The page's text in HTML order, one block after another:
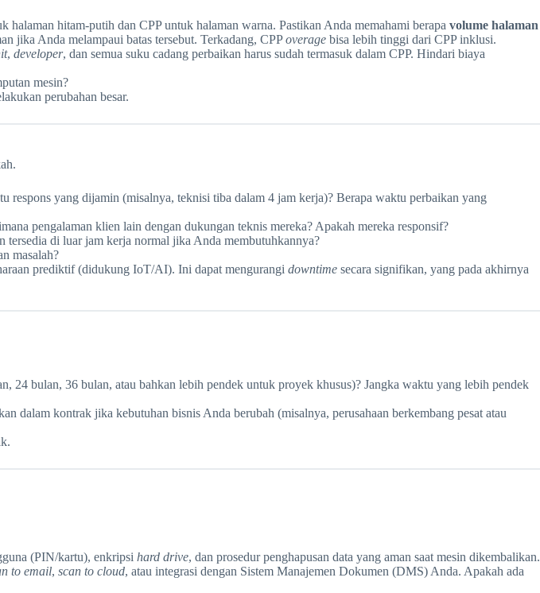
halaman hitam-putih dan CPP untuk halaman warna. Pastikan Anda memahami berapa volume halaman
jika Anda melampaui batas tersebut. Terkadang, CPPoverage bisa lebih tinggi dari CPP inklusi.
, developer, dan semua suku cadang perbaikan harus sudah termasuk dalam CPP. Hindari biaya
mesin?
perubahan besar.
respons yang dijamin (misalnya, teknisi tiba dalam 4 jam kerja)? Berapa waktu perbaikan yang
pengalaman klien lain dengan dukungan teknis mereka? Apakah mereka responsif?
di luar jam kerja normal jika Anda membutuhkannya?
masalah?
prediktif (didukung IoT/AI). Ini dapat mengurangi downtime secara signifikan, yang pada akhirnya
24 bulan, 36 bulan, atau bahkan lebih pendek untuk proyek khusus)? Jangka waktu yang lebih pendek
dalam kontrak jika kebutuhan bisnis Anda berubah (misalnya, perusahaan berkembang pesat atau
(PIN/kartu), enkripsi hard drive, dan prosedur penghapusan data yang aman saat mesin dikembalikan.
to email, scan to cloud, atau integrasi dengan Sistem Manajemen Dokumen (DMS) Anda. Apakah ada